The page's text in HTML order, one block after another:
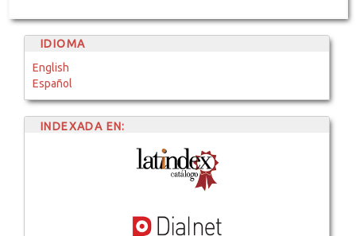
IDIOMA
English
Español
INDEXADA EN: